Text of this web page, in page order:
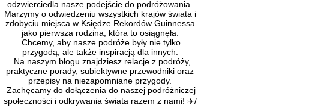
odzwierciedla nasze podejście do podróżowania.
Marzymy o odwiedzeniu wszystkich krajów świata i
zdobyciu miejsca w Księdze Rekordów Guinnessa
jako pierwsza rodzina, która to osiągnęła.
Chcemy, aby nasze podróże były nie tylko
przygodą, ale także inspiracją dla innych.
Na naszym blogu znajdziesz relacje z podróży,
praktyczne porady, subiektywne przewodniki oraz
przepisy na niezapomniane przygody.
Zachęcamy do dołączenia do naszej podróżniczej
społeczności i odkrywania świata razem z nami! ✈️/